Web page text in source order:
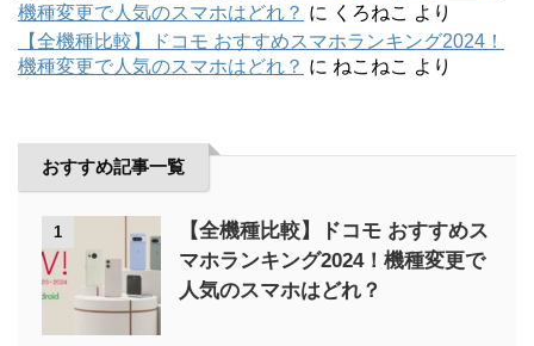
機種変更で人気のスマホはどれ？ に くろねこ より
【全機種比較】ドコモ おすすめスマホランキング2024！
機種変更で人気のスマホはどれ？ に ねこねこ より
おすすめ記事一覧
1
【全機種比較】ドコモ おすすめス
マホランキング2024！機種変更で
人気のスマホはどれ？